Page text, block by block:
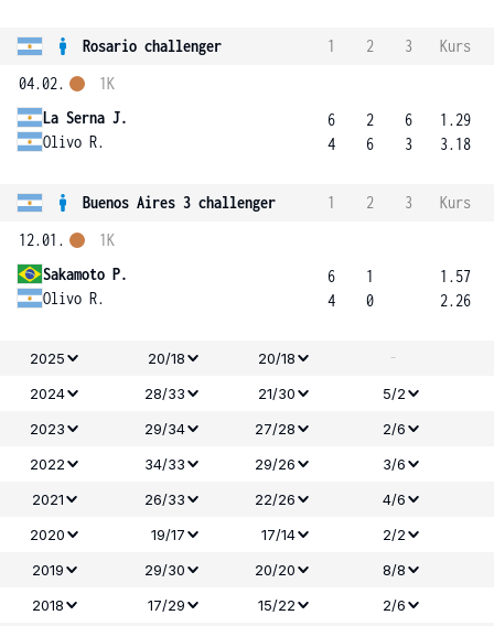
Rosario challenger 1 2 3
Kurs
04.02.
La Serna J.
Olivo R.
1K
6
4
2
6
6
3
1.29
3.18
Buenos Aires 3 challenger 1 2 3
Kurs
12.01.
Sakamoto P.
Olivo R.
1K
6
4
1
0
1.57
2.26
2025 20/18 20/18 -
2024 28/33 21/30
5/2
2023
29/34 27/28
2/6
2022
34/33 29/26
3/6
2021
26/33 22/26
4/6
2020
19/17 17/14
2/2
2019
29/30 20/20
8/8
2018
17/29 15/22
2/6